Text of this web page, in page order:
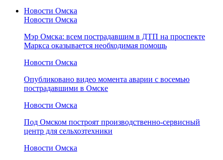
Новости Омска
Новости Омска
Мэр Омска: всем пострадавшим в ДТП на проспекте
Маркса оказывается необходимая помощь
Новости Омска
Опубликовано видео момента аварии с восемью
пострадавшими в Омске
Новости Омска
Под Омском построят производственно-сервисный
центр для сельхозтехники
Новости Омска